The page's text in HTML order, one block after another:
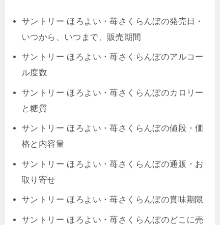
サントリー ほろよい・苺さくらんぼの発売日・
いつから、いつまで、販売期間
サントリー ほろよい・苺さくらんぼのアルコー
ル度数
サントリー ほろよい・苺さくらんぼのカロリー
と糖質
サントリー ほろよい・苺さくらんぼの値段・価
格と内容量
サントリー ほろよい・苺さくらんぼの通販・お
取り寄せ
サントリー ほろよい・苺さくらんぼの賞味期限
サントリー ほろよい・苺さくらんぼのどこに売